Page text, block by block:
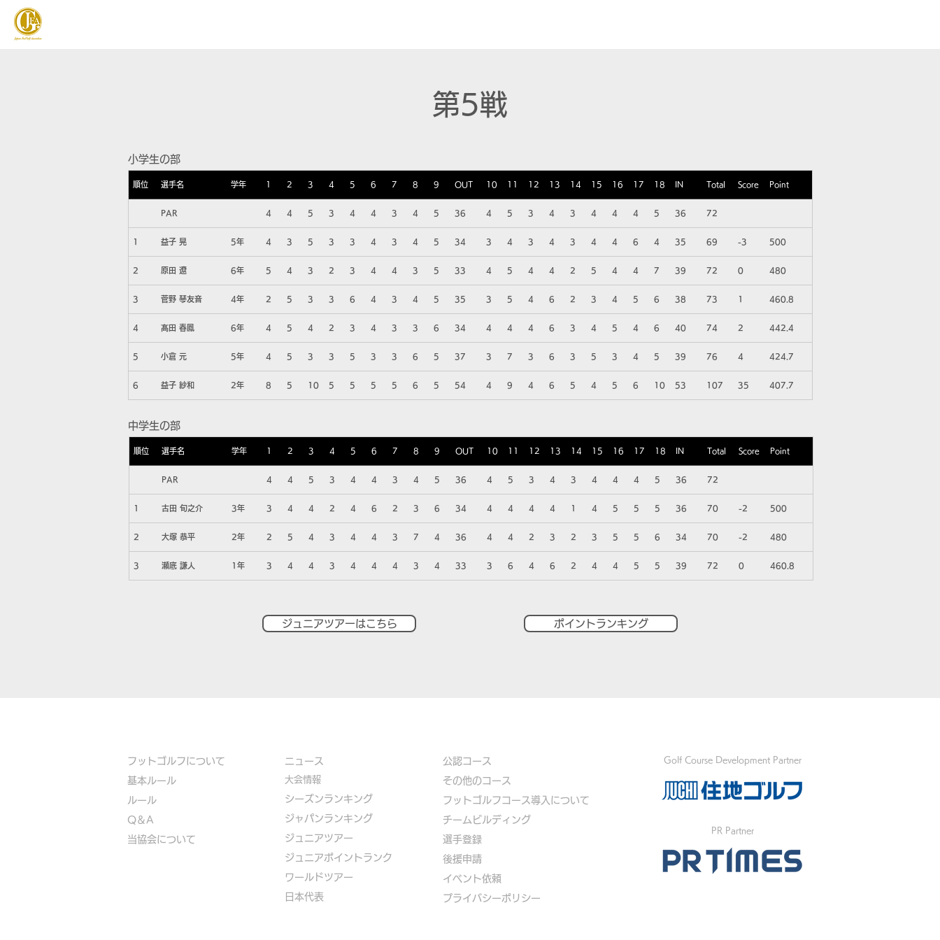
第5戦
小学生の部
順位 選手名 学年 1 2 3 4 5 6 7 8 9 OUT 10 11 12 13 14 15 16 17 18 IN Total Score Point
PAR 4 4 5 3 4 4 3 4 5 36 4 5 3 4 3 4 4 4 5 36 72
1 益子 晃 5年 4 3 5 3 3 4 3 4 5 34 3 4 3 4 3 4 4 6 4 35 69 -3 500
2 原田 遼 6年 5 4 3 2 3 4 4 3 5 33 4 5 4 4 2 5 4 4 7 39 72 0 480
3 菅野 琴友音 4年 2 5 3 3 6 4 3 4 5 35 3 5 4 6 2 3 4 5 6 38 73 1 460.8
4 髙田 春鳳 6年 4 5 4 2 3 4 3 3 6 34 4 4 4 6 3 4 5 4 6 40 74 2 442.4
5 小倉 元 5年 4 5 3 3 5 3 3 6 5 37 3 7 3 6 3 5 3 4 5 39 76 4 424.7
6 益子 紗和 2年 8 5 10 5 5 5 5 6 5 54 4 9 4 6 5 4 5 6 10 53 107 35 407.7
中学生の部
順位 選手名 学年 1 2 3 4 5 6 7 8 9 OUT 10 11 12 13 14 15 16 17 18 IN Total Score Point
PAR 4 4 5 3 4 4 3 4 5 36 4 5 3 4 3 4 4 4 5 36 72
1 古田 旬之介 3年 3 4 4 2 4 6 2 3 6 34 4 4 4 4 1 4 5 5 5 36 70 -2 500
2 大塚 恭平 2年 2 5 4 3 4 4 3 7 4 36 4 4 2 3 2 3 5 5 6 34 70 -2 480
3 瀬底 謙人 1年 3 4 4 3 4 4 4 3 4 33 3 6 4 6 2 4 4 5 5 39 72 0 460.8
ジュニアツアーはこちら ポイントランキング
フットゴルフについて
基本ルール
ルール
Q＆A
​当協会について
​ニュース
大会情報
シーズンランキング
ジャパンランキング
ジュニアツアー
ジュニアポイントランク
​ワールドツアー
​​日本代表
公認コース
​その他のコース
​ フットゴルフコース導入について
​チームビルディング
選手登録​
​後援申請
​イベント依頼
プライバシーポリシー
Golf Course Development Partner
PR Partner